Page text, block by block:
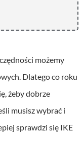
możemy
Dlatego co roku
żeby dobrze
musisz wybrać i
sprawdzi się IKE